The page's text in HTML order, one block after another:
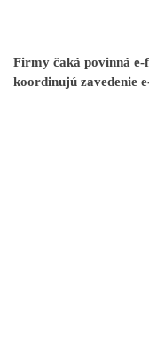
Firmy čaká povinná
koordinujú zavedenie